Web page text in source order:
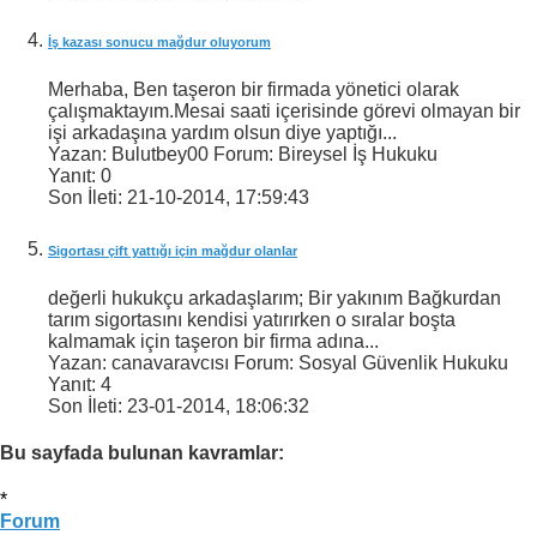
İş kazası sonucu mağdur oluyorum
Merhaba, Ben taşeron bir firmada yönetici olarak
çalışmaktayım.Mesai saati içerisinde görevi olmayan bir
işi arkadaşına yardım olsun diye yaptığı...
Yazan: Bulutbey00 Forum: Bireysel İş Hukuku
Yanıt: 0
Son İleti: 21-10-2014, 17:59:43
Sigortası çift yattığı için mağdur olanlar
değerli hukukçu arkadaşlarım; Bir yakınım Bağkurdan
tarım sigortasını kendisi yatırırken o sıralar boşta
kalmamak için taşeron bir firma adına...
Yazan: canavaravcısı Forum: Sosyal Güvenlik Hukuku
Yanıt: 4
Son İleti: 23-01-2014, 18:06:32
Bu sayfada bulunan kavramlar:
*
Forum